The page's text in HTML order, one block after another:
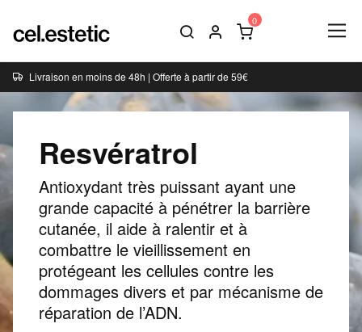
Livraison en moins de 48h | Offerte à partir de 59€
Resvératrol
Antioxydant très puissant ayant une
grande capacité à pénétrer la barrière
cutanée, il aide à ralentir et à
combattre le vieillissement en
protégeant les cellules contre les
dommages divers et par mécanisme de
réparation de l’ADN.